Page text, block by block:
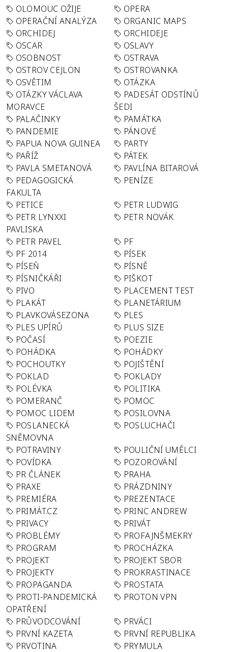
OLOMOUC OŽIJE
OPERA
OPERAČNÍ ANALÝZA
ORGANIC MAPS
ORCHIDEJ
ORCHIDEJE
OSCAR
OSLAVY
OSOBNOST
OSTRAVA
OSTROV CEJLON
OSTROVANKA
OSVĚTIM
OTÁZKA
OTÁZKY VÁCLAVA
MORAVCE
PADESÁT ODSTÍNŮ
ŠEDI
PALAČINKY
PAMÁTKA
PANDEMIE
PÁNOVÉ
PAPUA NOVA GUINEA
PARTY
PAŘÍŽ
PÁTEK
PAVLA SMETANOVÁ
PAVLÍNA BITAROVÁ
PEDAGOGICKÁ
FAKULTA
PENÍZE
PETICE
PETR LUDWIG
PETR LYNXXI
PAVLISKA
PETR NOVÁK
PETR PAVEL
PF
PF 2014
PÍSEK
PÍSEŇ
PÍSNĚ
PÍSNIČKÁŘI
PIŠKOT
PIVO
PLACEMENT TEST
PLAKÁT
PLANETÁRIUM
PLAVKOVÁSEZONA
PLES
PLES UPÍRŮ
PLUS SIZE
POČASÍ
POEZIE
POHÁDKA
POHÁDKY
POCHOUTKY
POJIŠTĚNÍ
POKLAD
POKLADY
POLÉVKA
POLITIKA
POMERANČ
POMOC
POMOC LIDEM
POSILOVNA
POSLANECKÁ
SNĚMOVNA
POSLUCHAČI
POTRAVINY
POULIČNÍ UMĚLCI
POVÍDKA
POZOROVÁNÍ
PR ČLÁNEK
PRAHA
PRAXE
PRÁZDNINY
PREMIÉRA
PREZENTACE
PRIMÁT.CZ
PRINC ANDREW
PRIVACY
PRIVÁT
PROBLÉMY
PROFAJNŠMEKRY
PROGRAM
PROCHÁZKA
PROJEKT
PROJEKT SBOR
PROJEKTY
PROKRASTINACE
PROPAGANDA
PROSTATA
PROTI-PANDEMICKÁ
OPATŘENÍ
PROTON VPN
PRŮVODCOVÁNÍ
PRVÁCI
PRVNÍ KAZETA
PRVNÍ REPUBLIKA
PRVOTINA
PRYMULA